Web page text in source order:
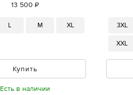
13 500 ₽
L M XL
Купить
Есть в наличии
3XL
XXL